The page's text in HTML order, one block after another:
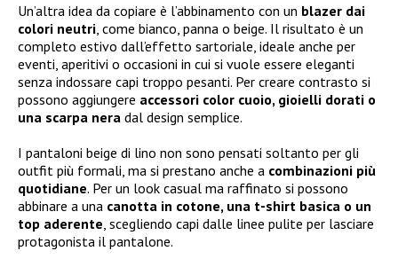
Un’altra idea da copiare è l’abbinamento con un blazer dai
colori neutri , come bianco, panna o beige. Il risultato è un
completo estivo dall’effetto sartoriale, ideale anche per
eventi, aperitivi o occasioni in cui si vuole essere eleganti
senza indossare capi troppo pesanti. Per creare contrasto si
possono aggiungere accessori color cuoio, gioielli dorati o
una scarpa nera dal design semplice.
I pantaloni beige di lino non sono pensati soltanto per gli
outfit più formali, ma si prestano anche a combinazioni più
quotidiane. Per un look casual ma raffinato si possono
abbinare a una canotta in cotone, una t-shirt basica o un
top aderente , scegliendo capi dalle linee pulite per lasciare
protagonista il pantalone.